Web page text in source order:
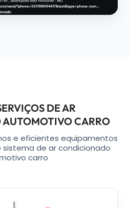
DE AR
CARRO
e eficientes equipamentos
de ar condicionado
carro